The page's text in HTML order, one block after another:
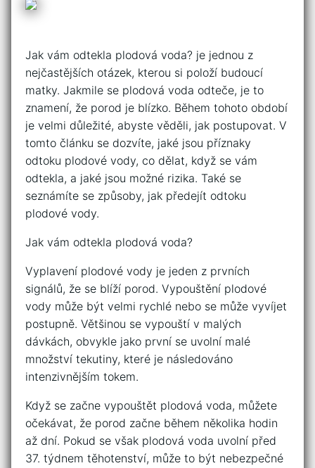
Jak vám odtekla plodová voda? je jednou z
nejčastějších otázek, kterou si položí budoucí
matky. Jakmile se plodová voda odteče, je to
znamení, že porod je blízko. Během tohoto období
je velmi důležité, abyste věděli, jak postupovat. V
tomto článku se dozvíte, jaké jsou příznaky
odtoku plodové vody, co dělat, když se vám
odtekla, a jaké jsou možné rizika. Také se
seznámíte se způsoby, jak předejít odtoku
plodové vody.
Jak vám odtekla plodová voda?
Vyplavení plodové vody je jeden z prvních
signálů, že se blíží porod. Vypouštění plodové
vody může být velmi rychlé nebo se může vyvíjet
postupně. Většinou se vypouští v malých
dávkách, obvykle jako první se uvolní malé
množství tekutiny, které je následováno
intenzivnějším tokem.
Když se začne vypouštět plodová voda, můžete
očekávat, že porod začne během několika hodin
až dní. Pokud se však plodová voda uvolní před
37. týdnem těhotenství, může to být nebezpečné